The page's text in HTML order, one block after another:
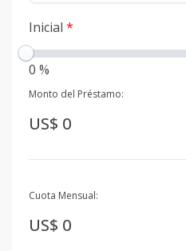
Inicial *
0 %
Monto del Préstamo:
US$ 0
Cuota Mensual:
US$ 0